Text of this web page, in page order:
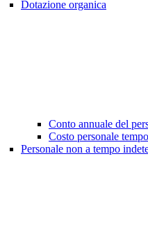
Dotazione organica
Conto annuale del
Costo personale
Personale non a tempo